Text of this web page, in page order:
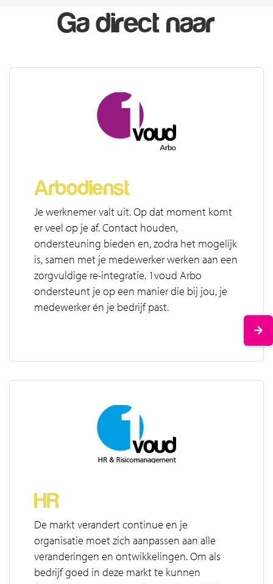
Ga direct naar
Arbodienst
Je werknemer valt uit. Op dat moment komt
er veel op je af. Contact houden,
ondersteuning bieden en, zodra het mogelijk
is, samen met je medewerker werken aan een
zorgvuldige re-integratie. 1voud Arbo
ondersteunt je op een manier die bij jou, je
medewerker én je bedrijf past.
HR
De markt verandert continue en je
organisatie moet zich aanpassen aan alle
veranderingen en ontwikkelingen. Om als
bedrijf goed in deze markt te kunnen